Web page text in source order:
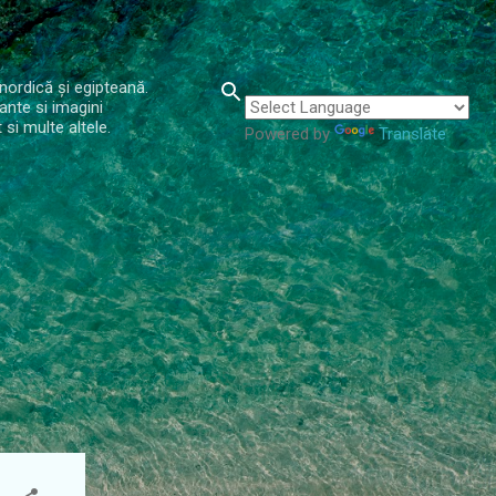
Powered by Translate
și egipteană.
si imagini
si multe altele.